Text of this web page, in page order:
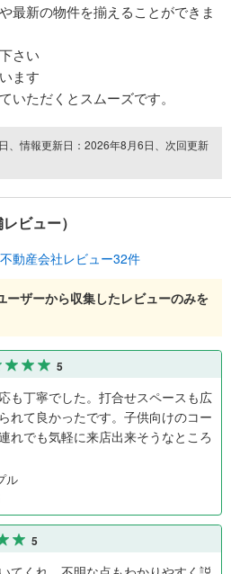
最新の物件を揃えることができま
さい
ます
いただくとスムーズです。
、情報更新日：2026年8月6日、次回更新
ビュー）
不動産会社レビュー32件
ーザーから収集したレビューのみを
5
も丁寧でした。打合せスペースも広
れて良かったです。子供向けのコー
れでも気軽に来店出来そうなところ
ル
5